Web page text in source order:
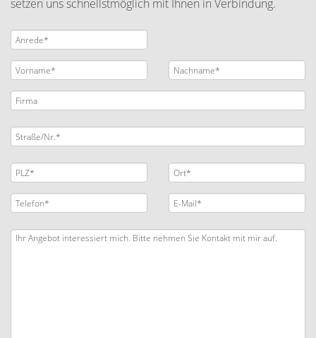
setzen uns schnellstmöglich mit Ihnen in Verbindung.